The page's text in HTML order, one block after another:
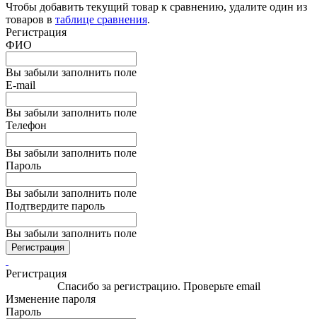
Чтобы добавить текущий товар к сравнению, удалите один из
товаров в таблице сравнения.
Регистрация
ФИО
Вы забыли заполнить поле
E-mail
Вы забыли заполнить поле
Телефон
Вы забыли заполнить поле
Пароль
Вы забыли заполнить поле
Подтвердите пароль
Вы забыли заполнить поле
Регистрация
Регистрация
Спасибо за регистрацию. Проверьте email
Изменение пароля
Пароль